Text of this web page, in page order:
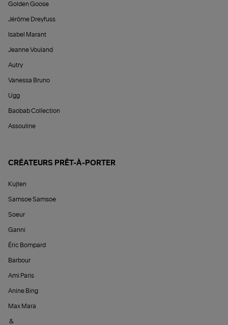
Golden Goose
Jérôme Dreyfuss
Isabel Marant
Jeanne Vouland
Autry
Vanessa Bruno
Ugg
Baobab Collection
Assouline
CRÉATEURS PRÊT-À-PORTER
Kujten
Samsoe Samsoe
Soeur
Ganni
Éric Bompard
Barbour
Ami Paris
Anine Bing
Max Mara
&